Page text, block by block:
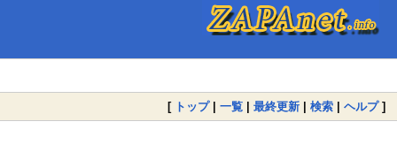
[ トップ| 一覧 | 最終更新 | 検索 | ヘルプ]